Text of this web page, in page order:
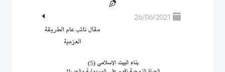
26/06/2021
مقال نائب عام الطريقة
العزمية